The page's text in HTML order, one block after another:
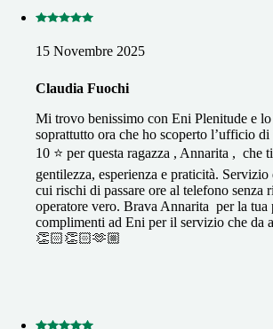
15 Novembre 2025
Claudia Fuochi
Mi trovo benissimo con Eni Plenitude e
soprattutto ora che ho scoperto l’ufficio di
10 ⭐️ per questa ragazza , Annarita , che
gentilezza, esperienza e praticità.
cui rischi di passare ore al telefono senza
operatore vero. Brava Annarita per la tua
complimenti ad Eni per il servizio che da
👏🏻👏🏻🫶🏼